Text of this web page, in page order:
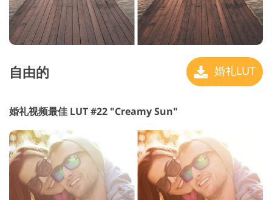
自由的 婚礼LUT
婚礼视频最佳 LUT #22 "Creamy Sun"